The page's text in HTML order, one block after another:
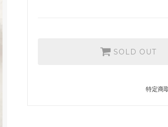
SOLD OUT
特定商